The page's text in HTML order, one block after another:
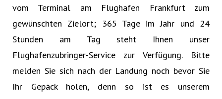
vom Terminal am Flughafen Frankfurt zum
gewünschten Zielort; 365 Tage im Jahr und 24
Stunden am Tag steht Ihnen unser
Flughafenzubringer-Service zur Verfügung. Bitte
melden Sie sich nach der Landung noch bevor Sie
Ihr Gepäck holen, denn so ist es unserem